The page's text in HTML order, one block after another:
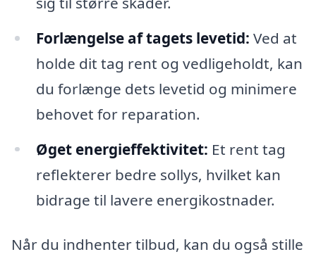
Forlængelse af tagets levetid: Ved at
holde dit tag rent og vedligeholdt, kan
du forlænge dets levetid og minimere
behovet for reparation.
Øget energieffektivitet: Et rent tag
reflekterer bedre sollys, hvilket kan
bidrage til lavere energikostnader.
Når du indhenter tilbud, kan du også stille